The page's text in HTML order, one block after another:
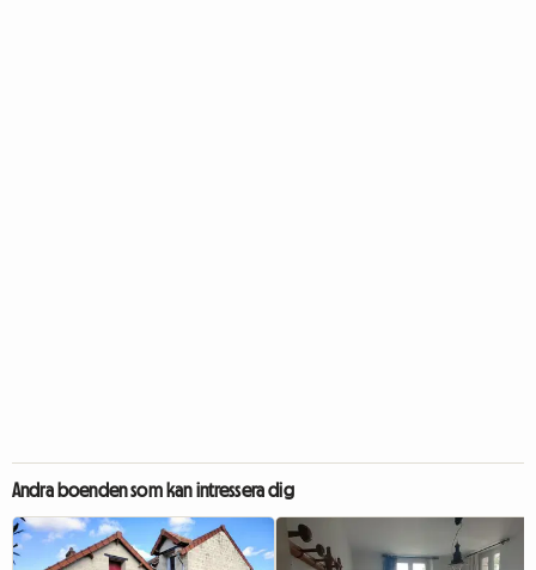
Andra boenden som kan intressera dig